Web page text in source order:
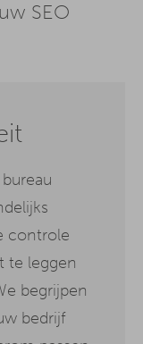
SEO
controle
te leggen
begrijpen
bedrijf